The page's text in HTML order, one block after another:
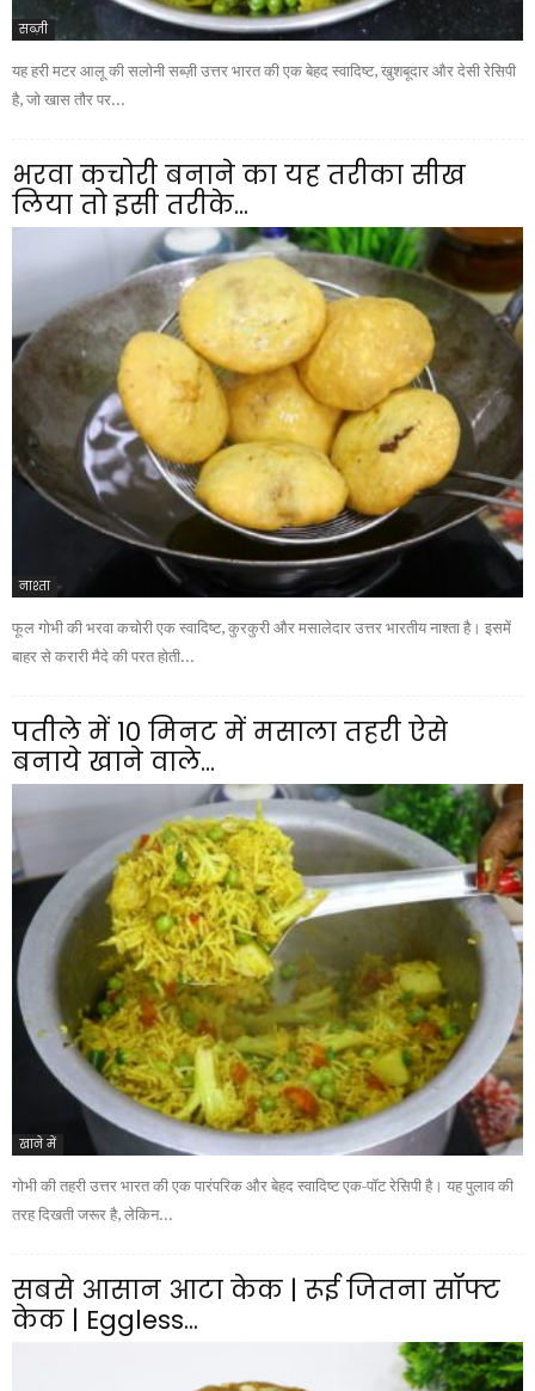
सब्ज़ी
यह हरी मटर आलू की सलोनी सब्ज़ी उत्तर भारत की एक बेहद स्वादिष्ट, खुशबूदार और देसी रेसिपी
है, जो खास तौर पर...
भरवा कचोरी बनाने का यह तरीका सीख
लिया तो इसी तरीके...
नाश्ता
फूल गोभी की भरवा कचोरी एक स्वादिष्ट, कुरकुरी और मसालेदार उत्तर भारतीय नाश्ता है। इसमें
बाहर से करारी मैदे की परत होती...
पतीले में 10 मिनट में मसाला तहरी ऐसे
बनाये खाने वाले...
खाने में
गोभी की तहरी उत्तर भारत की एक पारंपरिक और बेहद स्वादिष्ट एक-पॉट रेसिपी है। यह पुलाव की
तरह दिखती जरूर है, लेकिन...
सबसे आसान आटा केक | रूई जितना सॉफ्ट
केक | Eggless...